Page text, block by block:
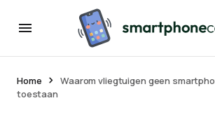
Home
Waarom vliegtuigen geen
toestaan